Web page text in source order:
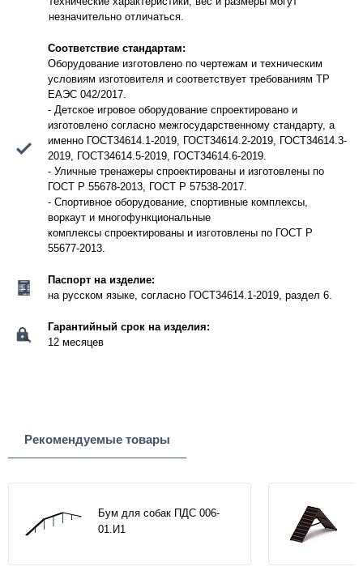
незначительно отличаться.
Соответствие стандартам:
Оборудование изготовлено по чертежам и техническим
условиям изготовителя и соответствует требованиям ТР
ЕАЭС 042/2017.
- Детское игровое оборудование спроектировано и
изготовлено согласно межгосударственному стандарту, а
именно ГОСТ34614.1-2019, ГОСТ34614.2-2019, ГОСТ34614.3-
2019, ГОСТ34614.5-2019, ГОСТ34614.6-2019.
- Уличные тренажеры спроектированы и изготовлены по
ГОСТ Р 55678-2013, ГОСТ Р 57538-2017.
- Спортивное оборудование, спортивные комплексы,
воркаут и многофункциональные
комплексы спроектированы и изготовлены по ГОСТ Р
55677-2013.
Паспорт на изделие:
на русском языке, согласно ГОСТ34614.1-2019, раздел 6.
Гарантийный срок на изделия:
12 месяцев
Рекомендуемые товары
Бум для собак ПДС 006-
01.И1